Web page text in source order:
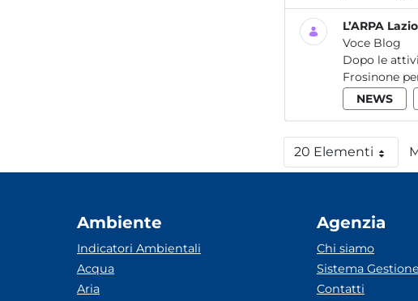
L’ARPA
Voce Blog
Dopo le
Frosinone
NEWS
20 ElementiPer pagina
Ambiente
Indicatori Ambientali
Acqua
Aria
Agenzia
Chi siamo
Sistema
Contatti